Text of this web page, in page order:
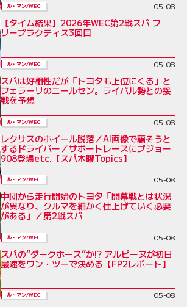
ル・マン/WEC 05-08
【タイム結果】2026年WEC第2戦スパ フ
リープラクティス3回目
ル・マン/WEC 05-08
スパは好相性だが「トヨタも上位にくる」と
フェラーリのニールセン。ライバル勢との接
戦を予想
ル・マン/WEC 05-08
レクサスのホイール脱落／AI画像で騙そうと
するドライバー／サポートレースにプジョー
908登場etc.【スパ木曜Topics】
ル・マン/WEC 05-08
中団から走行開始のトヨタ「開幕戦とは状況
が異なり、クルマを細かく仕上げていく必要
がある」／第2戦スパ
ル・マン/WEC 05-08
スパの“ダークホース”か!? アルピーヌが初日
最速をワン・ツーで決める【FP2レポート】
ル・マン/WEC 05-08